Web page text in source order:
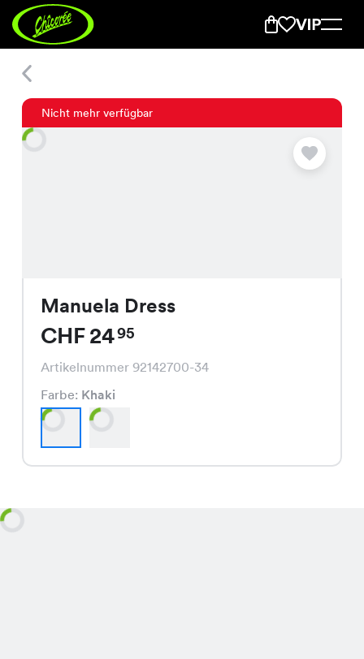
Nicht mehr verfügbar
Manuela Dress
CHF 2495
Artikelnummer 92142700-34
Farbe: Khaki